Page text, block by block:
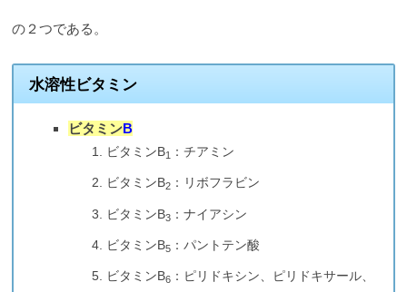
の２つである。
水溶性ビタミン
ビタミンB
ビタミンB1 ：チアミン
ビタミンB2：リボフラビン
ビタミンB3：ナイアシン
ビタミンB5：パントテン酸
ビタミンB6：ピリドキシン、ピリドキサール、